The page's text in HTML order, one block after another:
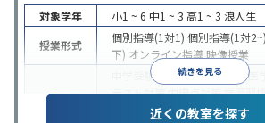
続きを見る
対象学年 小1 ~ 6 中1 ~ 3 高1 ~ 3 浪人生
授業形式
個別指導(1対1) 個別指導(1対2~)
下) オンライン指導 映像授業
中学受験 高校受験大学受験 医
テスト対策内申点対策学習習
(旧AO)対策 推薦入試対策学校
近くの教室を探す